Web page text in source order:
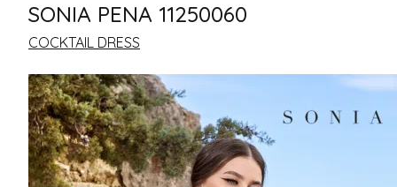
SONIA PENA 11250060
COCKTAIL DRESS